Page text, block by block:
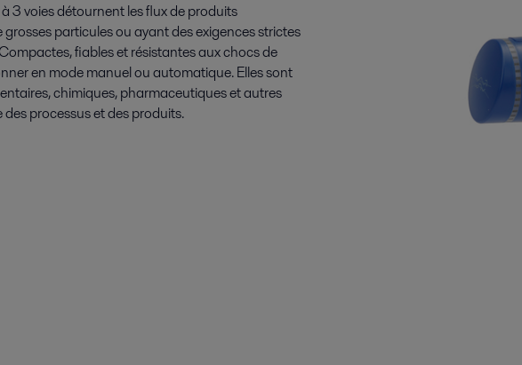
3 voies détournent les flux de produits
particules ou ayant des exigences strictes
fiables et résistantes aux chocs de
en mode manuel ou automatique. Elles sont
chimiques, pharmaceutiques et autres
processus et des produits.